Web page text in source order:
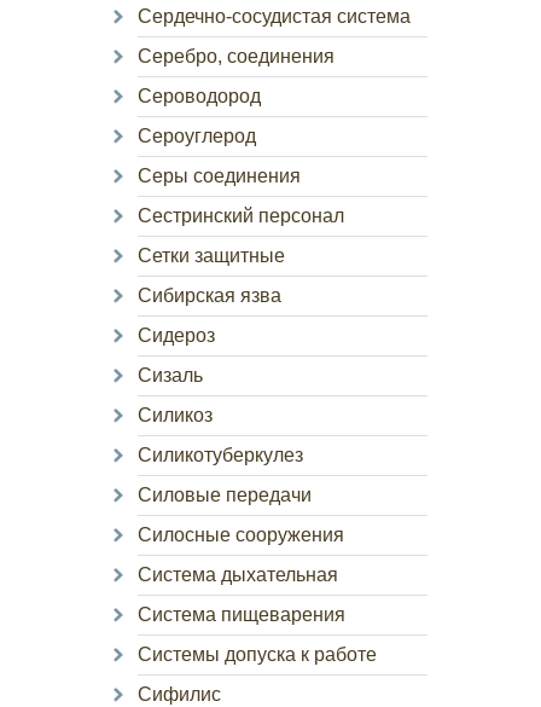
Сердечно-сосудистая система
Серебро, соединения
Сероводород
Сероуглерод
Серы соединения
Сестринский персонал
Сетки защитные
Сибирская язва
Сидероз
Сизаль
Силикоз
Силикотуберкулез
Силовые передачи
Силосные сооружения
Система дыхательная
Система пищеварения
Системы допуска к работе
Сифилис